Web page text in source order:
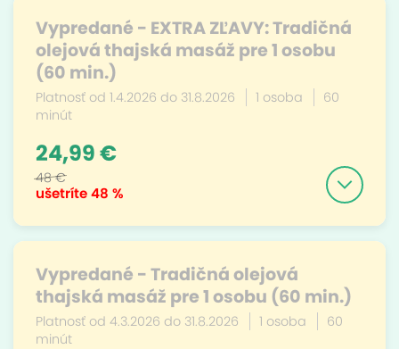
Vypredané - EXTRA ZĽAVY: Tradičná
olejová thajská masáž pre 1 osobu
(60 min.)
Platnosť od 1.4.2026 do 31.8.2026 1 osoba
60
minút
ušetríte48 %
24,99 €
48 €
Vypredané - Tradičná olejová
thajská masáž pre 1 osobu (60 min.)
Platnosť od 4.3.2026 do 31.8.2026 1 osoba
60
minút